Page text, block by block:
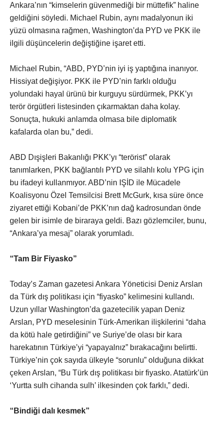
Ankara’nın “kimselerin güvenmediği bir müttefik” haline
geldiğini söyledi. Michael Rubin, aynı madalyonun iki
yüzü olmasına rağmen, Washington’da PYD ve PKK ile
ilgili düşüncelerin değiştiğine işaret etti.
Michael Rubin, “ABD, PYD’nin iyi iş yaptığına inanıyor.
Hissiyat değişiyor. PKK ile PYD’nin farklı olduğu
yolundaki hayal ürünü bir kurguyu sürdürmek, PKK’yı
terör örgütleri listesinden çıkarmaktan daha kolay.
Sonuçta, hukuki anlamda olmasa bile diplomatik
kafalarda olan bu,” dedi.
ABD Dışişleri Bakanlığı PKK’yı “terörist” olarak
tanımlarken, PKK bağlantılı PYD ve silahlı kolu YPG için
bu ifadeyi kullanmıyor. ABD’nin IŞİD ile Mücadele
Koalisyonu Özel Temsilcisi Brett McGurk, kısa süre önce
ziyaret ettiği Kobani’de PKK’nın dağ kadrosundan önde
gelen bir isimle de biraraya geldi. Bazı gözlemciler, bunu,
“Ankara’ya mesaj” olarak yorumladı.
“Tam Bir Fiyasko”
Today’s Zaman gazetesi Ankara Yöneticisi Deniz Arslan
da Türk dış politikası için “fiyasko” kelimesini kullandı.
Uzun yıllar Washington’da gazetecilik yapan Deniz
Arslan, PYD meselesinin Türk-Amerikan ilişkilerini “daha
da kötü hale getirdiğini” ve Suriye’de olası bir kara
harekatının Türkiye’yi “yapayalnız” bırakacağını belirtti.
Türkiye’nin çok sayıda ülkeyle “sorunlu” olduğuna dikkat
çeken Arslan, “Bu Türk dış politikası bir fiyasko. Atatürk’ün
‘Yurtta sulh cihanda sulh’ ilkesinden çok farklı,” dedi.
“Bindiği dalı kesmek”